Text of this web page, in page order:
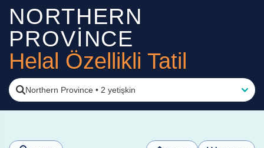
NORTHERN
PROVİNCE
Helal Özellikli Tatil
Northern Province • 2 yetişkin